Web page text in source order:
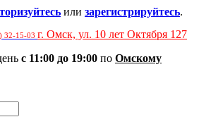
или зарегистрируйтесь.
32-15-03 г. Омск, ул. 10 лет Октября 127
с 11:00 до 19:00 по Омскому